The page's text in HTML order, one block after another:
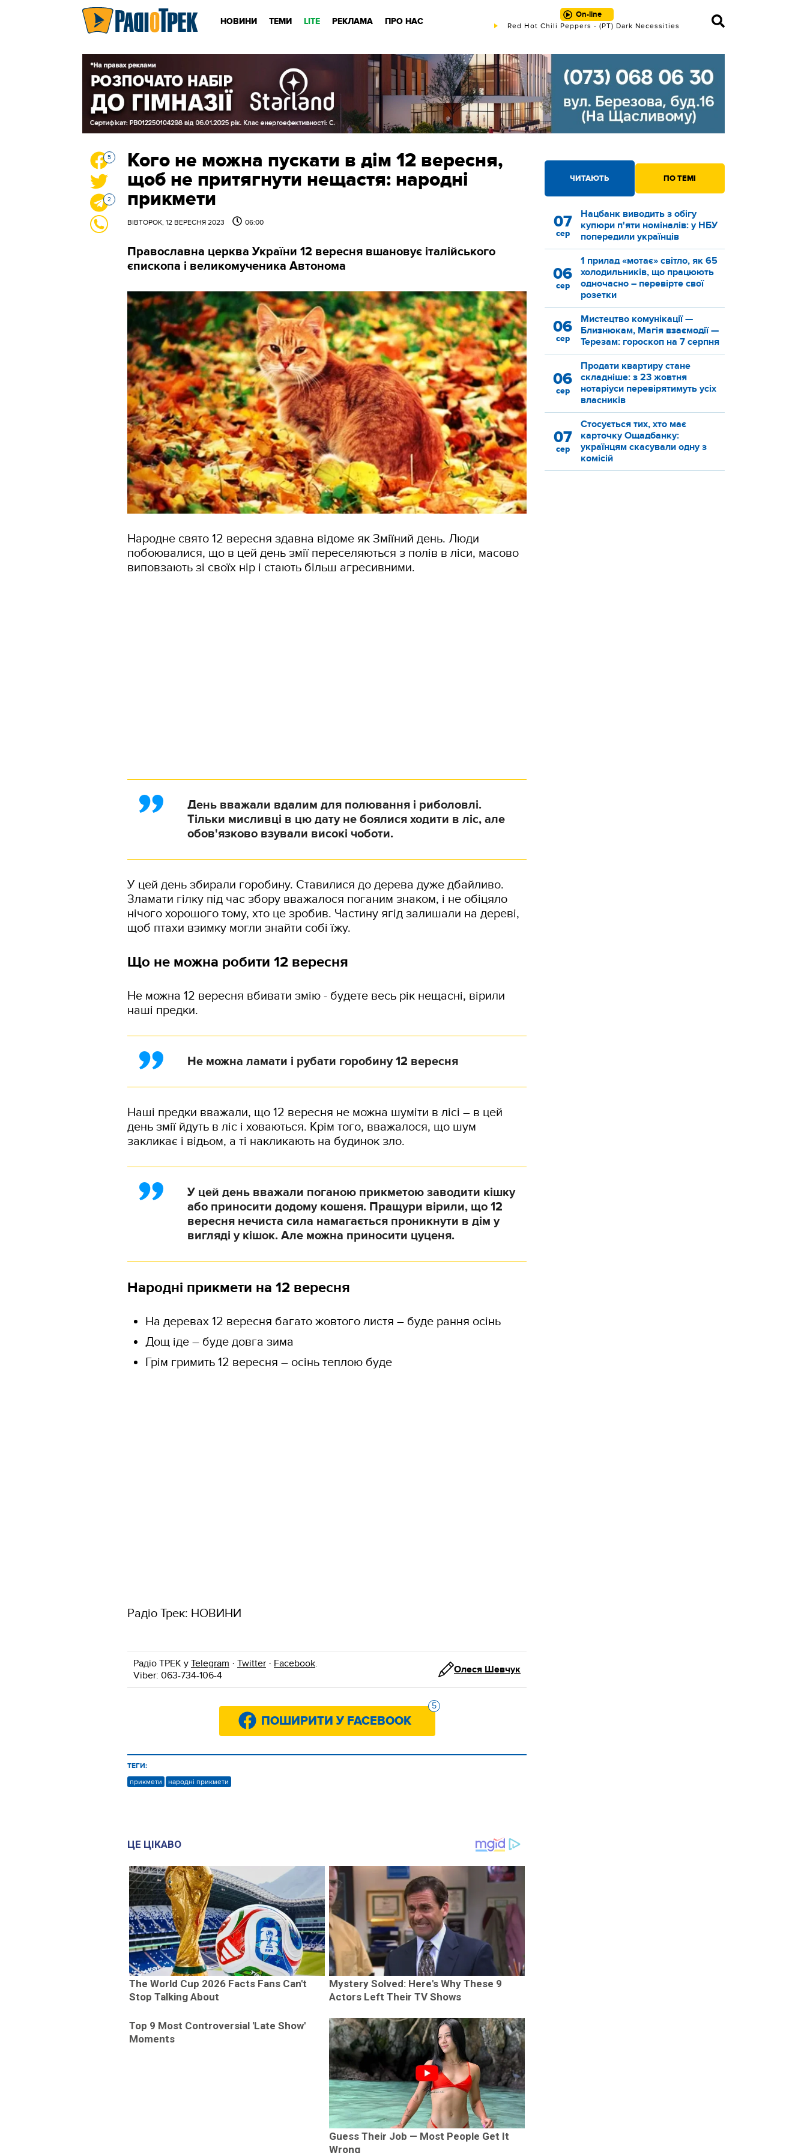
НОВИНИ ТЕМИ LITE РЕКЛАМА ПРО НАС
On-line
Red Hot Chili Peppers - (РТ) Dark Necessities
5
2
Кого не можна пускати в дім 12 вересня,
щоб не притягнути нещастя: народні
прикмети
ВІВТОРОК, 12 ВЕРЕСНЯ 2023 06:00
Православна церква України 12 вересня вшановує італійського
єпископа і великомученика Автонома
Народне свято 12 вересня здавна відоме як Зміїний день. Люди
побоювалися, що в цей день змії переселяються з полів в ліси, масово
виповзають зі своїх нір і стають більш агресивними.
День вважали вдалим для полювання і риболовлі.
Тільки мисливці в цю дату не боялися ходити в ліс, але
обов'язково взували високі чоботи.
У цей день збирали горобину. Ставилися до дерева дуже дбайливо.
Зламати гілку під час збору вважалося поганим знаком, і не обіцяло
нічого хорошого тому, хто це зробив. Частину ягід залишали на дереві,
щоб птахи взимку могли знайти собі їжу.
Що не можна робити 12 вересня
Не можна 12 вересня вбивати змію - будете весь рік нещасні, вірили
наші предки.
Не можна ламати і рубати горобину 12 вересня
Наші предки вважали, що 12 вересня не можна шуміти в лісі – в цей
день змії йдуть в ліс і ховаються. Крім того, вважалося, що шум
закликає і відьом, а ті накликають на будинок зло.
У цей день вважали поганою прикметою заводити кішку
або приносити додому кошеня. Пращури вірили, що 12
вересня нечиста сила намагається проникнути в дім у
вигляді у кішок. Але можна приносити цуценя.
Народні прикмети на 12 вересня
На деревах 12 вересня багато жовтого листя – буде рання осінь
Дощ іде – буде довга зима
Грім гримить 12 вересня – осінь теплою буде
Радіо Трек: НОВИНИ
Радіо ТРЕК у Telegram · Twitter · Facebook.
Viber: 063-734-106-4
Олеся Шевчук
5
ПОШИРИТИ У FACEBOOK
ТЕГИ:
прикмети народні прикмети
ЧИТАЮТЬ ПО ТЕМІ
07
сер
Нацбанк виводить з обігу
купюри п'яти номіналів: у НБУ
попередили українців
06
сер
1 прилад «мотає» світло, як 65
холодильників, що працюють
одночасно – перевірте свої
розетки
06
сер
Мистецтво комунікації —
Близнюкам, Магія взаємодії —
Терезам: гороскоп на 7 серпня
06
сер
Продати квартиру стане
складніше: з 23 жовтня
нотаріуси перевірятимуть усіх
власників
07
сер
Стосується тих, хто має
карточку Ощадбанку:
українцям скасували одну з
комісій
ЦЕ ЦІКАВО
The World Cup 2026 Facts Fans Can't
Stop Talking About
Mystery Solved: Here's Why These 9
Actors Left Their TV Shows
Top 9 Most Controversial 'Late Show'
Moments
Guess Their Job — Most People Get It
Wrong